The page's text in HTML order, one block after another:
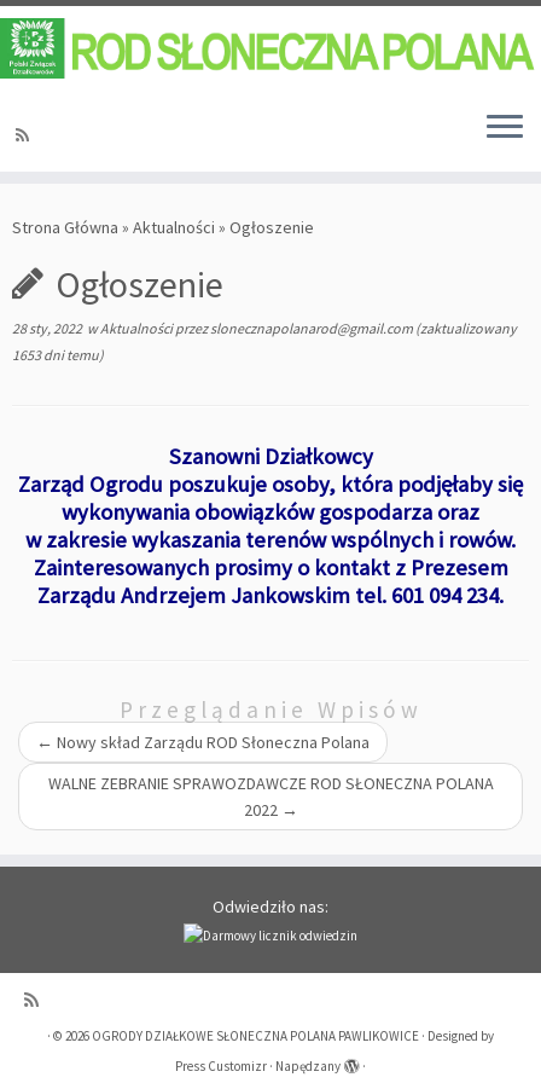
Strona Główna » Aktualności » Ogłoszenie
Ogłoszenie
28 sty, 2022wAktualnościprzezslonecznapolanarod@gmail.com (zaktualizowany
1653 dni temu)
Szanowni Działkowcy
Zarząd Ogrodu poszukuje osoby, która podjęłaby się
wykonywania obowiązków gospodarza oraz
w zakresie wykaszania terenów wspólnych i rowów.
Zainteresowanych prosimy o kontakt z Prezesem
Zarządu Andrzejem Jankowskim tel. 601 094 234.
Przeglądanie Wpisów
← Nowy skład Zarządu ROD Słoneczna Polana
WALNE ZEBRANIE SPRAWOZDAWCZE ROD SŁONECZNA POLANA
2022 →
Odwiedziło nas:
· © 2026 OGRODY DZIAŁKOWE SŁONECZNA POLANA PAWLIKOWICE · Designed by
Press Customizr · Napędzany ·